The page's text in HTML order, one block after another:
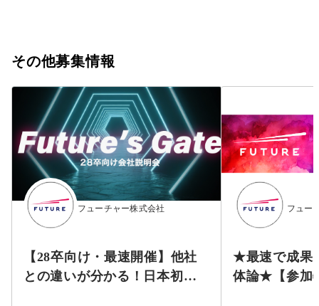
その他募集情報
フューチャー株式会社
【28卒向け・最速開催】他社
との違いが分かる！日本初の
フュー
★最速で成果
体論★【参加